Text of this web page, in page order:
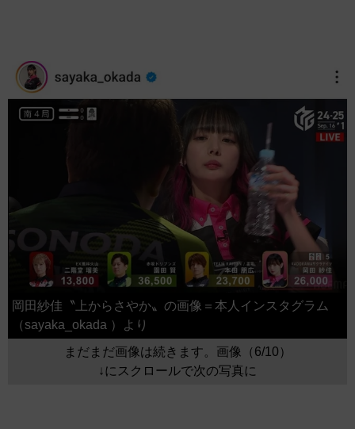
岡田紗佳〝上からさやか〟の画像＝本人インスタグラム
（sayaka_okada ）より
まだまだ画像は続きます。画像（6/10）
↓にスクロールで次の写真に